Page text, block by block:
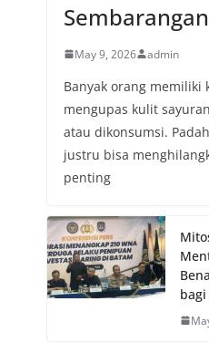
May 9, 2026 admin
Banyak orang memiliki
mengupas kulit
atau dikonsumsi.
justru bisa
penting
bagi